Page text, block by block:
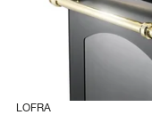
LOFRA